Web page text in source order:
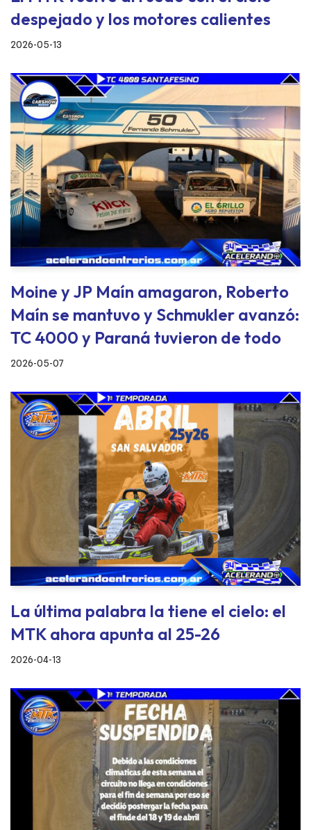
despejado y los motores calientes
2026-05-13
Moine y JP Maín amagaron, Roberto
Maín se mantuvo y Schmukler avanzó:
TC 4000 y Paraná tuvieron de todo
2026-05-07
La última palabra la tiene el cielo: el
MTK ahora apunta al 25-26
2026-04-13